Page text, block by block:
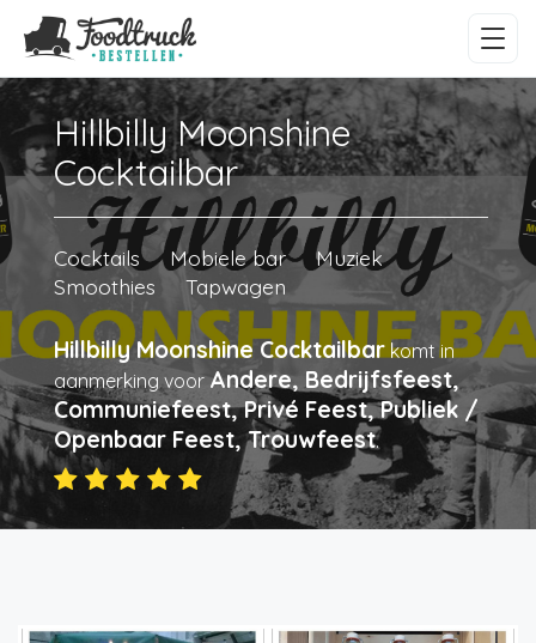
Hillbilly Moonshine
Cocktailbar
Cocktails Mobiele bar
Muziek
Smoothies
Tapwagen
Hillbilly Moonshine Cocktailbarkomt in
aanmerking voorAndere, Bedrijfsfeest,
Communiefeest, Privé Feest, Publiek /
Openbaar Feest, Trouwfeest.